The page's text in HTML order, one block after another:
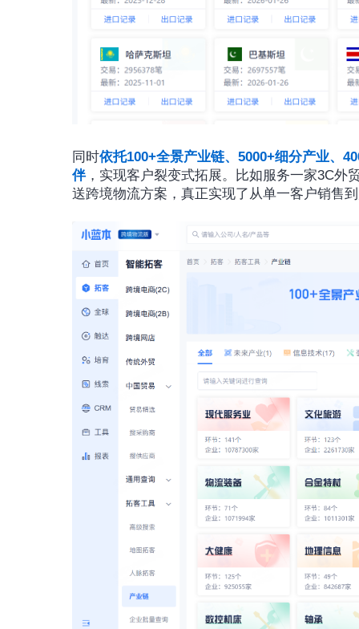
同时依托100+全景产业链、5000+细分产业、
伴，实现客户裂变式拓展。比如服务一家3C外
送跨境物流方案，真正实现了从单一客户销售